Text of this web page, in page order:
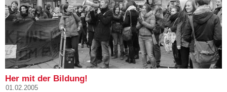
Her mit der Bildung!
01.02.2005